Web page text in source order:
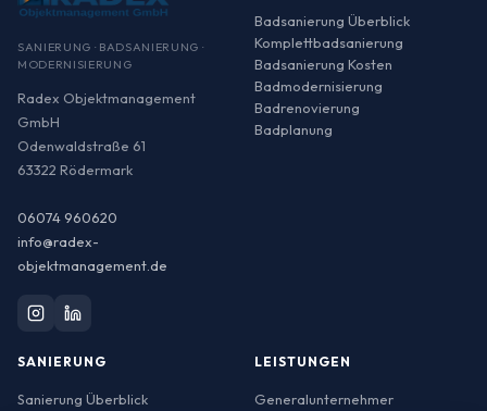
SANIERUNG · BADSANIERUNG ·
MODERNISIERUNG
Radex Objektmanagement
GmbH
Odenwaldstraße 61
63322 Rödermark
06074 960620
info@radex-
objektmanagement.de
Badsanierung Überblick
Komplettbadsanierung
Badsanierung Kosten
Badmodernisierung
Badrenovierung
Badplanung
SANIERUNG
Sanierung Überblick
LEISTUNGEN
Generalunternehmer